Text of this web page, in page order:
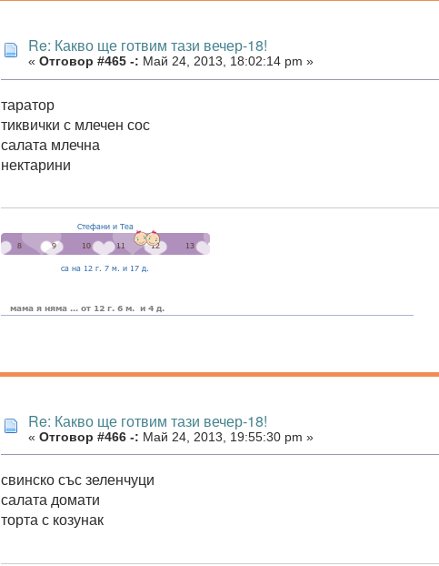
Re: Какво ще готвим тази вечер-18!
« Отговор #465 -: Май 24, 2013, 18:02:14 pm »
таратор
тиквички с млечен сос
салата млечна
нектарини
Re: Какво ще готвим тази вечер-18!
« Отговор #466 -: Май 24, 2013, 19:55:30 pm »
свинско със зеленчуци
салата домати
торта с козунак